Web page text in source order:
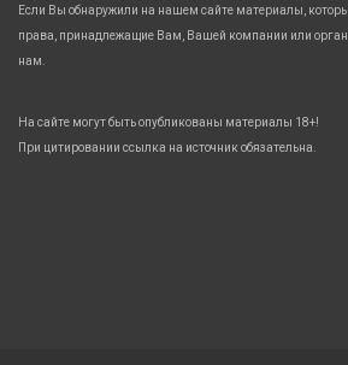
Если Вы обнаружили на нашем сайте материалы,
права, принадлежащие Вам, Вашей компании или
нам.
На сайте могут быть опубликованы материалы 18+!
При цитировании ссылка на источник обязательна.